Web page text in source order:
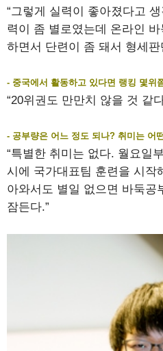
“그렇게 실력이 좋아졌다고
력이 좀 별로였는데 온라인
하면서 단련이 좀 돼서 형세
- 중국에서 활동하고 있다면 랭킹 몇위
“20위권도 만만치 않을 것 같
- 공부량은 어느 정도 되나? 취미는 어
“특별한 취미는 없다. 월요일
시에 국가대표팀 훈련을 시작
아와서도 별일 없으면 바둑공
잠든다.”